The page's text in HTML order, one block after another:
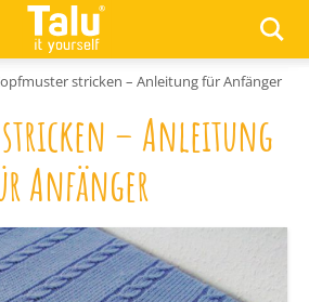
stricken – Anleitung für Anfänger
stricken – Anleitung
Anfänger